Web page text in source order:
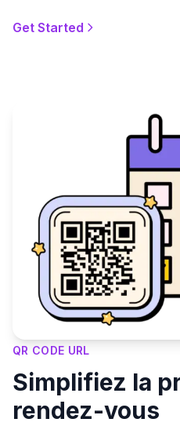
Get Started
QR CODE URL
Simplifiez la
rendez-vous